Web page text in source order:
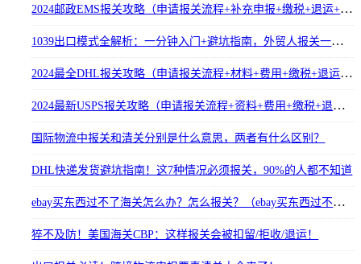
2024邮政EMS报关攻略（申请报关流程+补充申报+缴税+退运+常见问题）
1039出口模式全解析：一分钟入门+避坑指南，外贸人报关一定要看！
2024最全DHL报关攻略（申请报关流程+材料+费用+缴税+退运+常见问题）
2024最新USPS报关攻略（申请报关流程+资料+费用+缴税+退运+常见问题）
国际物流中报关和清关分别是什么意思，两者有什么区别？
DHL快递发货避坑指南！这7种情况必须报关，90%的人都不知道
ebay买东西过不了海关怎么办？怎么报关？（ebay买东西过不了海关怎么办?怎么报关）
猝不及防！美国海关CBP：这样报关会被扣留/拒收/退运！